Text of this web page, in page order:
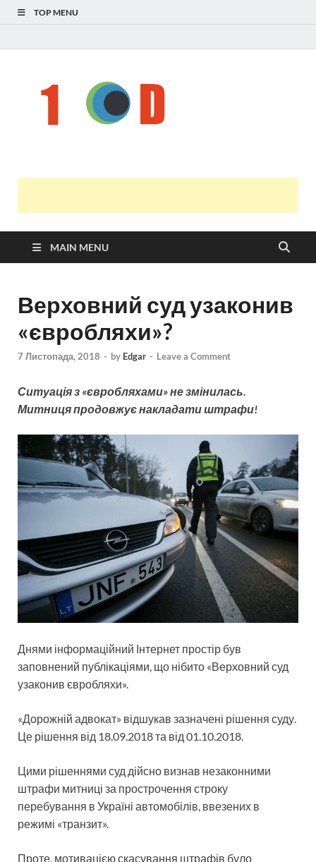
TOP MENU
MAIN MENU
Верховний суд узаконив
«євробляхи»?
7 Листопада, 2018 - by Edgar - Leave a Comment
Ситуація з «євробляхами» не змінилась.
Митниця продовжує накладати штрафи!
Днями інформаційний Інтернет простір був
заповнений публікаціями, що нібито «Верховний суд
узаконив євробляхи».
«Дорожній адвокат» відшукав зазначені рішення суду.
Це рішення від 18.09.2018 та від 01.10.2018.
Цими рішеннями суд дійсно визнав незаконними
штрафи митниці за прострочення строку
перебування в Україні автомобілів, ввезених в
режимі «транзит».
Проте, мотивацією скасування штрафів було